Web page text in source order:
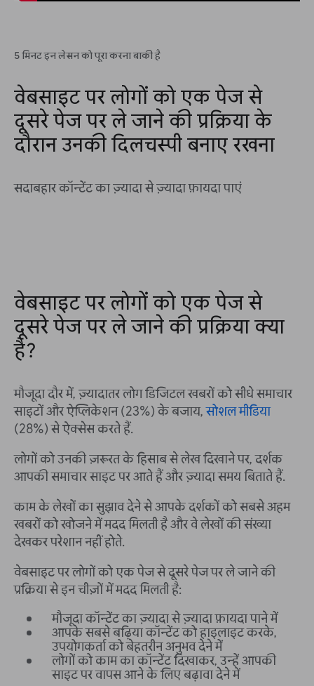
5 मिनट इन लेसन को पूरा करना बाकी है
वेबसाइट पर लोगों को एक पेज से
दूसरे पेज पर ले जाने की प्रक्रिया के
दौरान उनकी दिलचस्पी बनाए रखना
सदाबहार कॉन्टेंट का ज़्यादा से ज़्यादा फ़ायदा पाएं
वेबसाइट पर लोगों को एक पेज से
दूसरे पेज पर ले जाने की प्रक्रिया क्या
है?
मौजूदा दौर में, ज़्यादातर लोग डिजिटल खबरों को सीधे समाचार
साइटों और ऐप्लिकेशन (23%) के बजाय,सोशल मीडिया
(28%) से ऐक्सेस करते हैं.
लोगों को उनकी ज़रूरत के हिसाब से लेख दिखाने पर, दर्शक
आपकी समाचार साइट पर आते हैं और ज़्यादा समय बिताते हैं.
काम के लेखों का सुझाव देने से आपके दर्शकों को सबसे अहम
खबरों को खोजने में मदद मिलती है और वे लेखों की संख्या
देखकर परेशान नहीं होते.
वेबसाइट पर लोगों को एक पेज से दूसरे पेज पर ले जाने की
प्रक्रिया से इन चीज़ों में मदद मिलती है:
मौजूदा कॉन्टेंट का ज़्यादा से ज़्यादा फ़ायदा पाने में
आपके सबसे बढ़िया कॉन्टेंट को हाइलाइट करके,
उपयोगकर्ता को बेहतरीन अनुभव देने में
लोगों को काम का कॉन्टेंट दिखाकर, उन्हें आपकी
साइट पर वापस आने के लिए बढ़ावा देने में